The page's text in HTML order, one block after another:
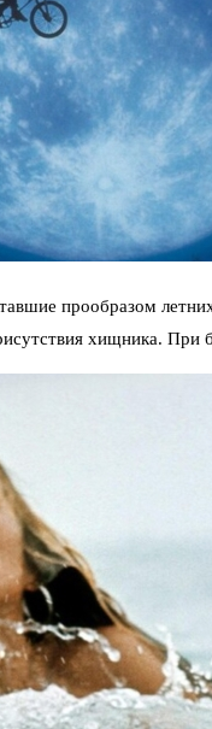
прообразом
хищника. При